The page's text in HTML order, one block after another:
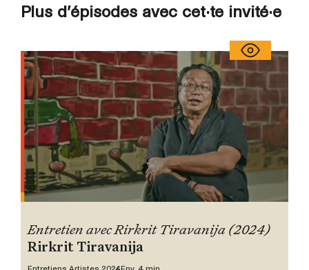
Plus d’épisodes avec cet·te invité·e
Entretien avec Rirkrit Tiravanija (2024)
Rirkrit Tiravanija